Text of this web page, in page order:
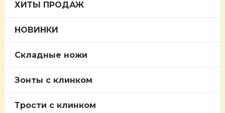
ХИТЫ ПРОДАЖ
НОВИНКИ
Складные ножи
Зонты с клинком
Трости c клинком